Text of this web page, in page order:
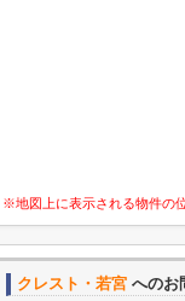
※地図上に表示される物件の
クレスト・若宮 へのお